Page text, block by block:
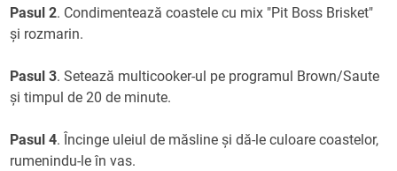
Pasul 2. Condimentează coastele cu mix "Pit Boss Brisket"
și rozmarin.
Pasul 3. Setează multicooker-ul pe programul Brown/Saute
și timpul de 20 de minute.
Pasul 4. Încinge uleiul de măsline și dă-le culoare coastelor,
rumenindu-le în vas.